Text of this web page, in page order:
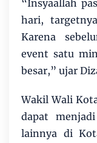
“Insyaallah
hari,
Karena
event satu
besar,” ujar
Wakil Wali
dapat
lainnya di